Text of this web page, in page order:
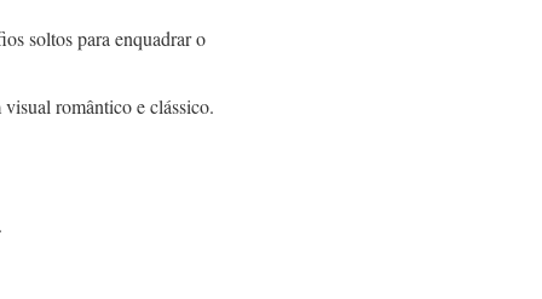
soltos para enquadrar o
romântico e clássico.